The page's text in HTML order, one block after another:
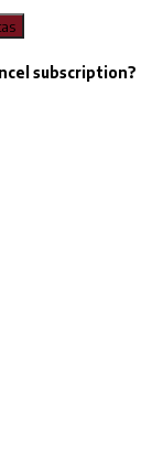
subscription?